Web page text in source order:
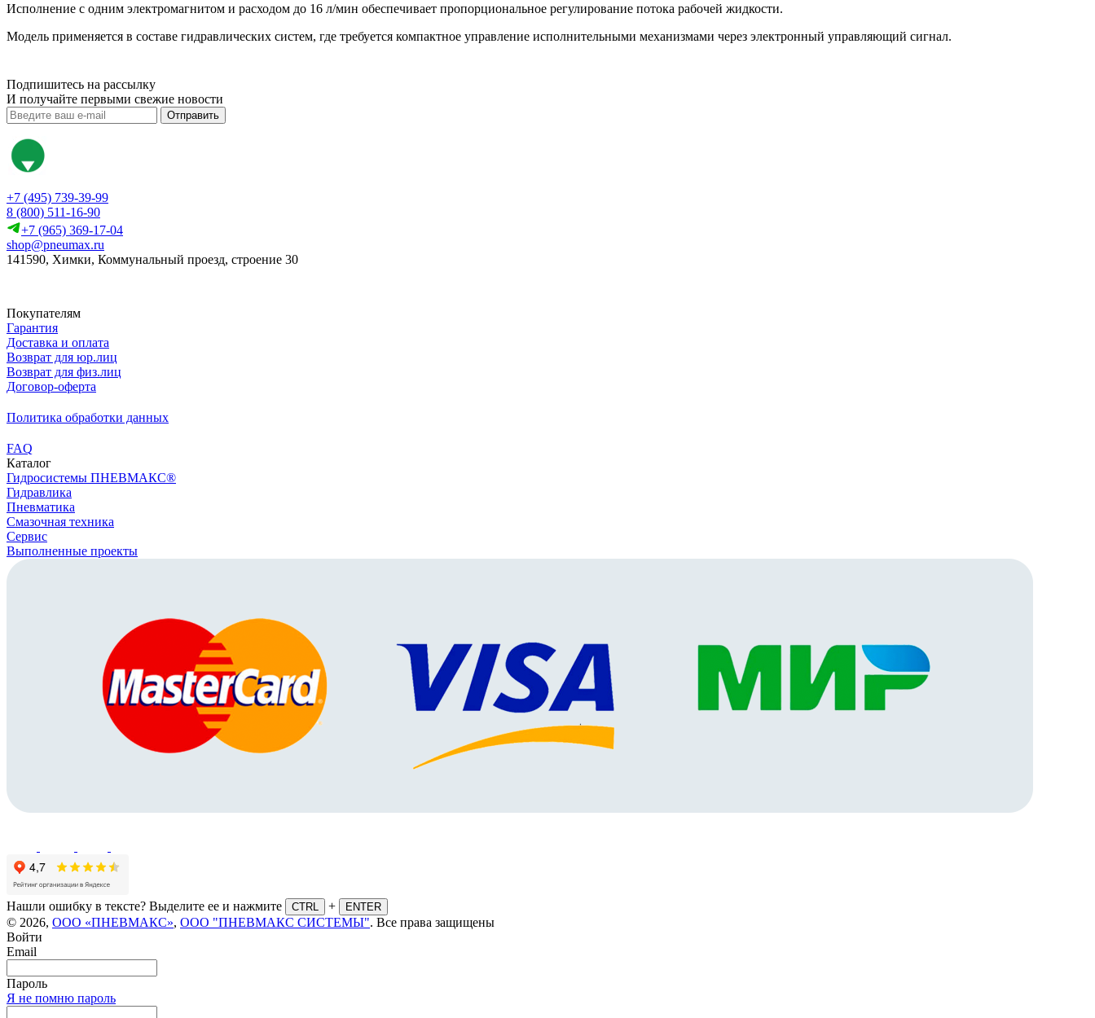
Исполнение с одним электромагнитом и расходом до 16 л/мин обеспечивает пропорциональное регулирование потока рабочей жидкости.
Модель применяется в составе гидравлических систем, где требуется компактное управление исполнительными механизмами через электронный управляющий сигнал.
Подпишитесь на рассылку
И получайте первыми свежие новости
Отправить
+7 (495) 739-39-99
8 (800) 511-16-90
+7 (965) 369-17-04
shop@pneumax.ru
141590, Химки, Коммунальный проезд, строение 30
Покупателям
Гарантия
Доставка и оплата
Возврат для юр.лиц
Возврат для физ.лиц
Договор-оферта
Политика обработки данных
FAQ
Каталог
Гидросистемы ПНЕВМАКС®
Гидравлика
Пневматика
Смазочная техника
Сервис
Выполненные проекты
Нашли ошибку в тексте? Выделите ее и нажмите CTRL + ENTER
© 2026, ООО «ПНЕВМАКС», ООО "ПНЕВМАКС СИСТЕМЫ". Все права защищены
Войти
Email
Пароль
Я не помню пароль